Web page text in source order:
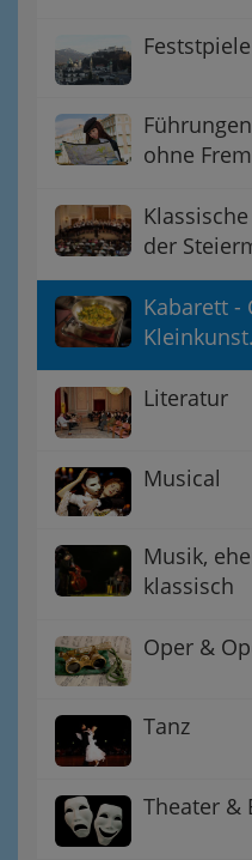
Feststpiele
ohne
der
Kabarett -
Literatur
Musical
Musik,
klassisch
Oper &
Tanz
Theater &